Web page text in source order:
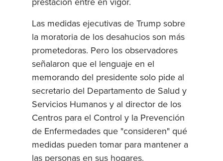
prestación entre en vigor.
Las medidas ejecutivas de Trump sobre
la moratoria de los desahucios son más
prometedoras. Pero los observadores
señalaron que el lenguaje en el
memorando del presidente solo pide al
secretario del Departamento de Salud y
Servicios Humanos y al director de los
Centros para el Control y la Prevención
de Enfermedades que "consideren" qué
medidas pueden tomar para mantener a
las personas en sus hogares.